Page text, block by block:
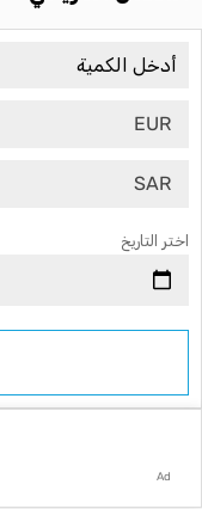
EUR
SAR
اختر التاريخ
Ad